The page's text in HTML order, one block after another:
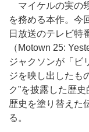
マイケルの実の
を務める本作。今
日放送のテレビ特
（Motown 25:
ジャクソンが「ビ
ジを映し出したも
ク”を披露した歴
歴史を塗り替えた
る。